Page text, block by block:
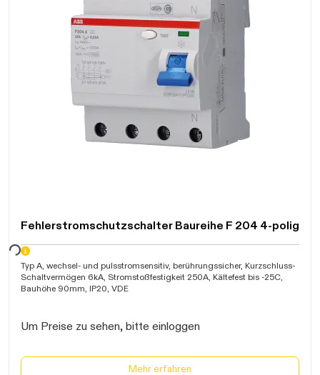
Fehlerstromschutzschalter Baureihe F 204 4-polig
Typ A, wechsel- und pulsstromsensitiv, berührungssicher, Kurzschluss-
Schaltvermögen 6kA, Stromstoßfestigkeit 250A, Kältefest bis -25C,
Bauhöhe 90mm, IP20, VDE
Um Preise zu sehen, bitte einloggen
Mehr erfahren